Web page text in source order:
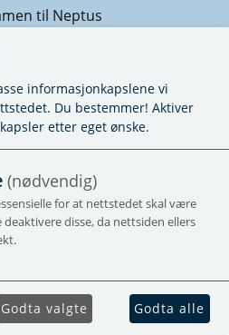
til Neptus
CPL.
informasjonkapslene vi
Du bestemmer! Aktiver
etter eget ønske.
(nødvendig)
for at nettstedet skal være
disse, da nettsiden ellers
Godta valgte Godta alle